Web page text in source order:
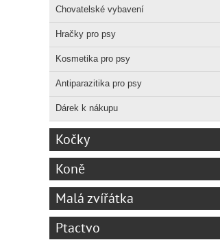
Chovatelské vybavení
Hračky pro psy
Kosmetika pro psy
Antiparazitika pro psy
Dárek k nákupu
Kočky
Koně
Malá zvířátka
Ptactvo